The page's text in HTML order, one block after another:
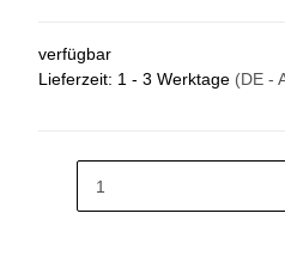
verfügbar
Lieferzeit: 1 - 3 Werktage (DE -